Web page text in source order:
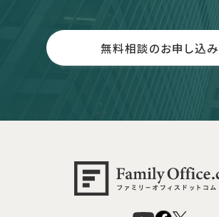
無料相談のお申し込み